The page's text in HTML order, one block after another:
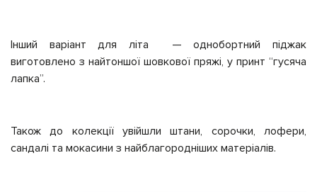
Інший варіант для літа — однобортний піджак
виготовлено з найтоншої шовкової пряжі, у принт “гусяча
лапка”.
Також до колекції увійшли штани, сорочки, лофери,
сандалі та мокасини з найблагородніших матеріалів.